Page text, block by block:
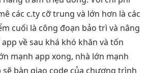
các c.ty cỡ trung và lớn hơn là các
cuối là công đoạn bảo trì và nâng
về sau khá khó khăn và tốn
mạnh app xong, nhà lớn mạnh
bàn giao code của chương trình